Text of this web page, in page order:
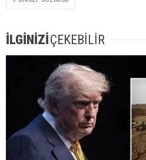
İLGİNİZİÇEKEBİLİR